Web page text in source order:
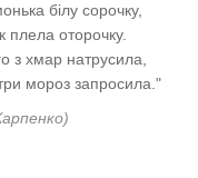
білу сорочку,
плела оторочку.
з хмар натрусила,
мороз запросила."